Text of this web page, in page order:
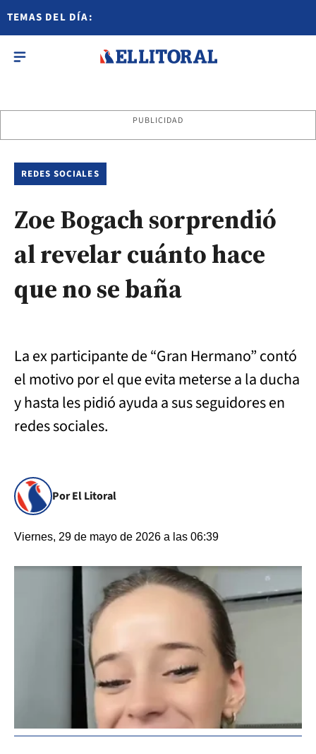
TEMAS DEL DÍA:
PUBLICIDAD
REDES SOCIALES
Zoe Bogach sorprendió
al revelar cuánto hace
que no se baña
La ex participante de “Gran Hermano” contó
el motivo por el que evita meterse a la ducha
y hasta les pidió ayuda a sus seguidores en
redes sociales.
Por El Litoral
Viernes, 29 de mayo de 2026 a las 06:39